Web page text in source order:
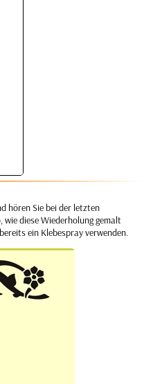
hören Sie bei der letzten
diese Wiederholung gemalt
ein Klebespray verwenden.